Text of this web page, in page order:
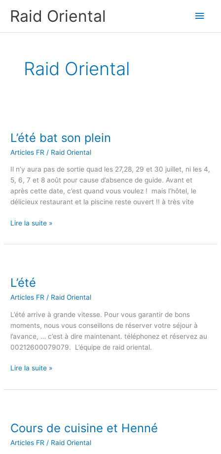
Raid Oriental
Raid Oriental
L’été bat son plein
Articles FR / Raid Oriental
Il n’y aura pas de sortie quad les 27,28, 29 et 30 juillet, ni les 4,
5, 6, 7 et 8 août pour cause d’absence de guide. Avant et
après cette date, c’est quand vous voulez ! mais l’hôtel, le
délicieux restaurant et la piscine reste ouvert !! à très vite
son
Lire la suite »
L’été
Articles FR / Raid Oriental
L’été arrive à grande vitesse. Pour vous garantir de bons
moments, nous vous conseillons de réserver votre séjour à
l’avance, … c’est à dire maintenant. téléphonez et réservez au
00212600079079. L’équipe de raid oriental.
Lire la suite »
Cours de cuisine et Henné
Articles FR / Raid Oriental
cuisine
Henné